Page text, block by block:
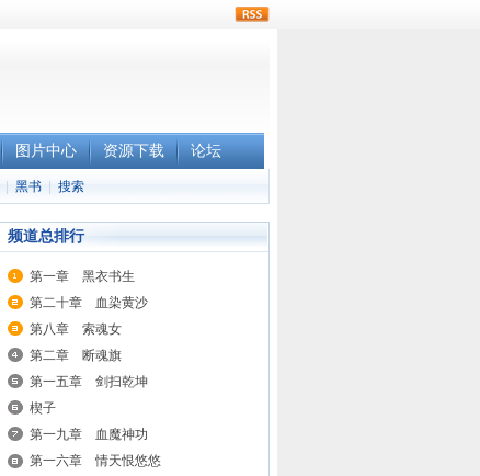
图片中心 资源下载 论坛
黑书 搜索
频道总排行
第一章 黑衣书生
第二十章 血染黄沙
第八章 索魂女
第二章 断魂旗
第一五章 剑扫乾坤
楔子
第一九章 血魔神功
第一六章 情天恨悠悠